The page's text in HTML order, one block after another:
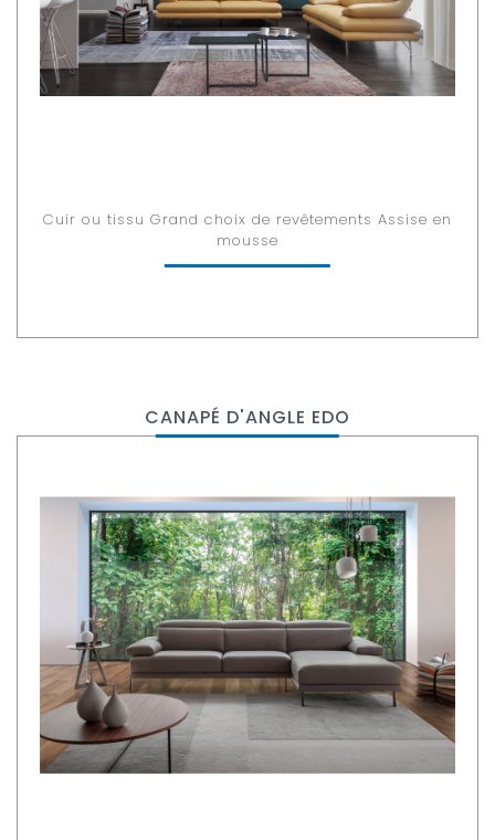
Cuir ou tissu Grand choix de revêtements Assise en
mousse
CANAPÉ D'ANGLE EDO